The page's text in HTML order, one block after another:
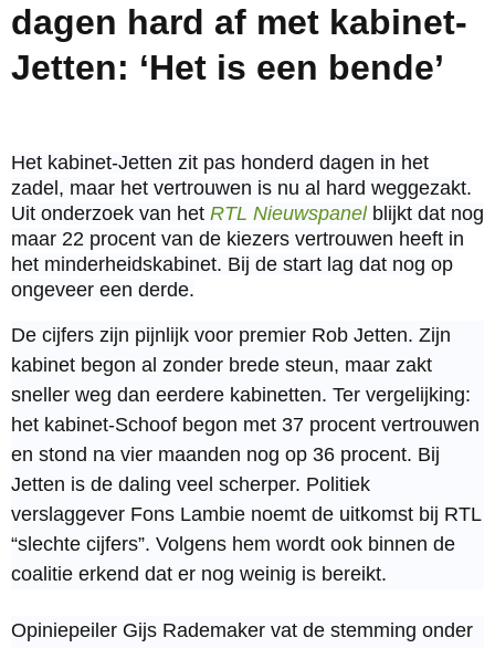
dagen hard af met kabinet-
Jetten: ‘Het is een bende’
Het kabinet-Jetten zit pas honderd dagen in het
zadel, maar het vertrouwen is nu al hard weggezakt.
Uit onderzoek van het RTL Nieuwspanel blijkt dat nog
maar 22 procent van de kiezers vertrouwen heeft in
het minderheidskabinet. Bij de start lag dat nog op
ongeveer een derde.
De cijfers zijn pijnlijk voor premier Rob Jetten. Zijn
kabinet begon al zonder brede steun, maar zakt
sneller weg dan eerdere kabinetten. Ter vergelijking:
het kabinet-Schoof begon met 37 procent vertrouwen
en stond na vier maanden nog op 36 procent. Bij
Jetten is de daling veel scherper. Politiek
verslaggever Fons Lambie noemt de uitkomst bij RTL
“slechte cijfers”. Volgens hem wordt ook binnen de
coalitie erkend dat er nog weinig is bereikt.
Opiniepeiler Gijs Rademaker vat de stemming onder